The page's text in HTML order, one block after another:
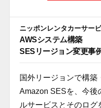
ニッポンレンタカーサー
AWSシステム構築
SESリージョン変更事
国外リージョンで構築
Amazon SESを、今後
ルサービスとそのロ